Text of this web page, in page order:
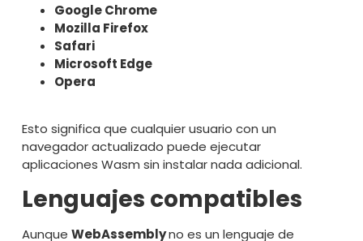
Google Chrome
Mozilla Firefox
Safari
Microsoft Edge
Opera
Esto significa que cualquier usuario con un
navegador actualizado puede ejecutar
aplicaciones Wasm sin instalar nada adicional.
Lenguajes compatibles
Aunque WebAssemblyno es un lenguaje de